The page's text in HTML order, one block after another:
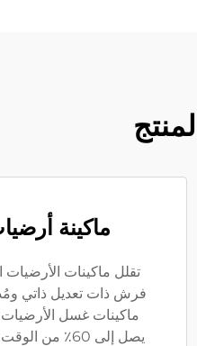
ماكينة
تقلل ماكينات الأرضيات
فرش ذات تعديل ذاتي
ماكينات غسل
يصل إلى 60٪